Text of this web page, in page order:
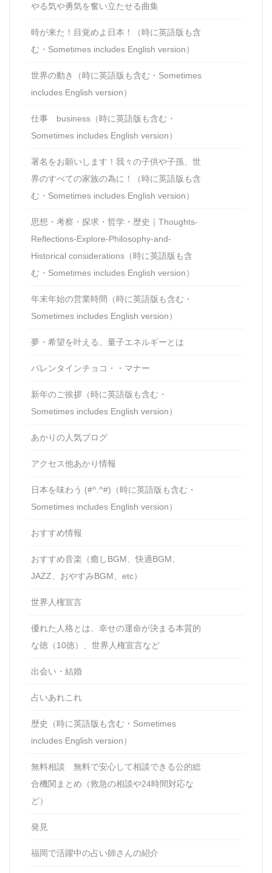
やる気や勇気を奮い立たせる曲集
時が来た！目覚めよ日本！（時に英語版も含
む・Sometimes includes English version）
世界の動き（時に英語版も含む・Sometimes
includes English version）
仕事 business（時に英語版も含む・
Sometimes includes English version）
署名をお願いします！我々の子供や子孫、世
界のすべての家族の為に！（時に英語版も含
む・Sometimes includes English version）
思想・考察・探求・哲学・歴史｜Thoughts-
Reflections-Explore-Philosophy-and-
Historical considerations（時に英語版も含
む・Sometimes includes English version）
年末年始の営業時間（時に英語版も含む・
Sometimes includes English version）
夢・希望を叶える、量子エネルギーとは
バレンタインチョコ・・マナー
新年のご挨拶（時に英語版も含む・
Sometimes includes English version）
あかりの人気ブログ
アクセス他あかり情報
日本を味わう (#^.^#)（時に英語版も含む・
Sometimes includes English version）
おすすめ情報
おすすめ音楽（癒しBGM、快適BGM、
JAZZ、おやすみBGM、etc）
世界人権宣言
優れた人格とは、幸せの運命が決まる本質的
な徳（10徳）、世界人権宣言など
出会い・結婚
占いあれこれ
歴史（時に英語版も含む・Sometimes
includes English version）
無料相談 無料で安心して相談できる公的総
合機関まとめ（救急の相談や24時間対応な
ど）
発見
福岡で活躍中の占い師さんの紹介